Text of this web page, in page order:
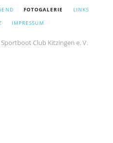
FOTOGALERIE
LINKS
IMPRESSUM
Club Kitzingen e. V.